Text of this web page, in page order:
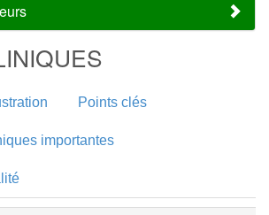
Points clés
importantes